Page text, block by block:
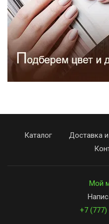
Каталог Доставка
Мой
+7